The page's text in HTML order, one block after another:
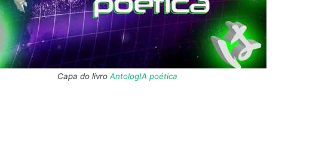
Capa do livro AntologIA poética